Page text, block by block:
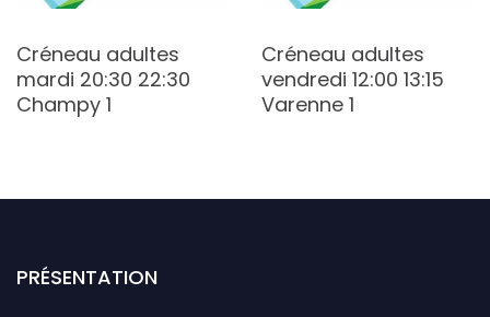
Créneau adultes
mardi 20:30 22:30
Champy 1
Créneau adultes
vendredi 12:00 13:15
Varenne 1
PRÉSENTATION